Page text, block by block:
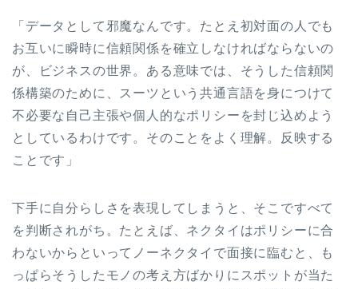
「データとして邪魔なんです。たとえ初対面の人でも
お互いに瞬時に信頼関係を確立しなければならないの
が、ビジネスの世界。ある意味では、そうした信頼関
係構築のために、スーツという共通言語を身につけて
不必要な自己主張や個人的なポリシーを封じ込めよう
としているわけです。そのことをよく理解。反映する
ことです」
下手に自分らしさを表現してしまうと、そこですべて
を判断されがち。たとえば、ネクタイはポリシーに合
わないからといってノーネクタイで面接に臨むと、も
っぱらそうしたモノの考え方ばかりにスポットが当た